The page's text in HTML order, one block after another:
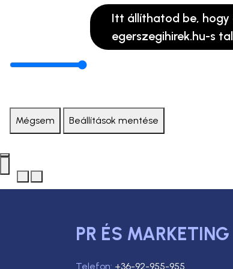
Itt állíthatod be, hogy
egerszegihirek.hu-s
Mégsem Beállítások mentése
PR ÉS MARKETING
Telefon: +36-92-955-955